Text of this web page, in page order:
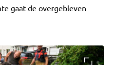
gaat de overgebleven